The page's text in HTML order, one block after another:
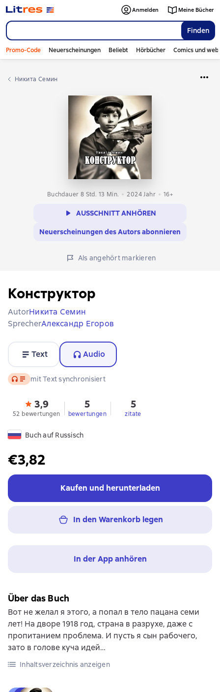
Finden
Anmelden Meine Bücher
Promo-Code Neuerscheinungen Beliebt Hörbücher Comics und
Никита Семин
Buchdauer 8 Std. 13 Min. 2024 Jahr 16+
AUSSCHNITT ANHÖREN
Neuerscheinungen des Autors abonnieren
Als angehört markieren
Конструктор
AutorНикита Семин
SprecherАлександр Егоров
Text Audio
Audio mit Text synchronisiert
3,9
52 bewertungen
5
bewertungen
5
zitate
Buch auf Russisch
€3,82
Kaufen und herunterladen
In den Warenkorb legen
In der App anhören
Über das Buch
Вот не желал я этого, а попал в тело пацана семи
лет! На дворе 1918 год, страна в разрухе, даже с
пропитанием проблема. И пусть я сын рабочего,
зато в голове куча идей…
Inhaltsverzeichnis anzeigen